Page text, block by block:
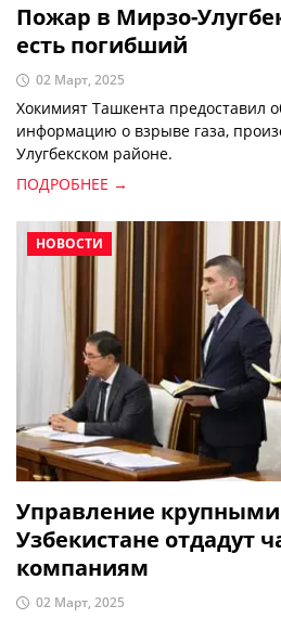
Пожар в Мирзо-
есть погибший
02 Март, 2025
Хокимият Ташкента предоставил
информацию о взрыве газа,
Улугбекском районе.
ПОДРОБНЕЕ →
НОВОСТИ
Управление
Узбекистане отдадут
компаниям
02 Март, 2025